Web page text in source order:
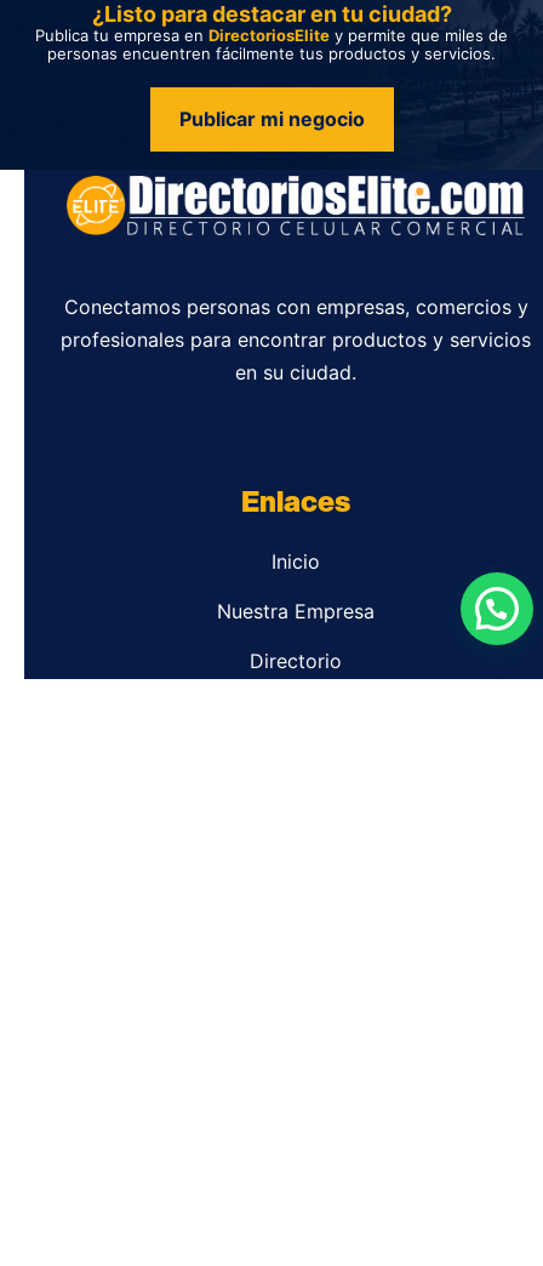
¿Listo para destacar en tu ciudad?
Publica tu empresa en DirectoriosElite y permite que miles de
personas encuentren fácilmente tus productos y servicios.
Publicar mi negocio
Conectamos personas con empresas, comercios y
profesionales para encontrar productos y servicios
en su ciudad.
Enlaces
Inicio
Nuestra Empresa
Directorio